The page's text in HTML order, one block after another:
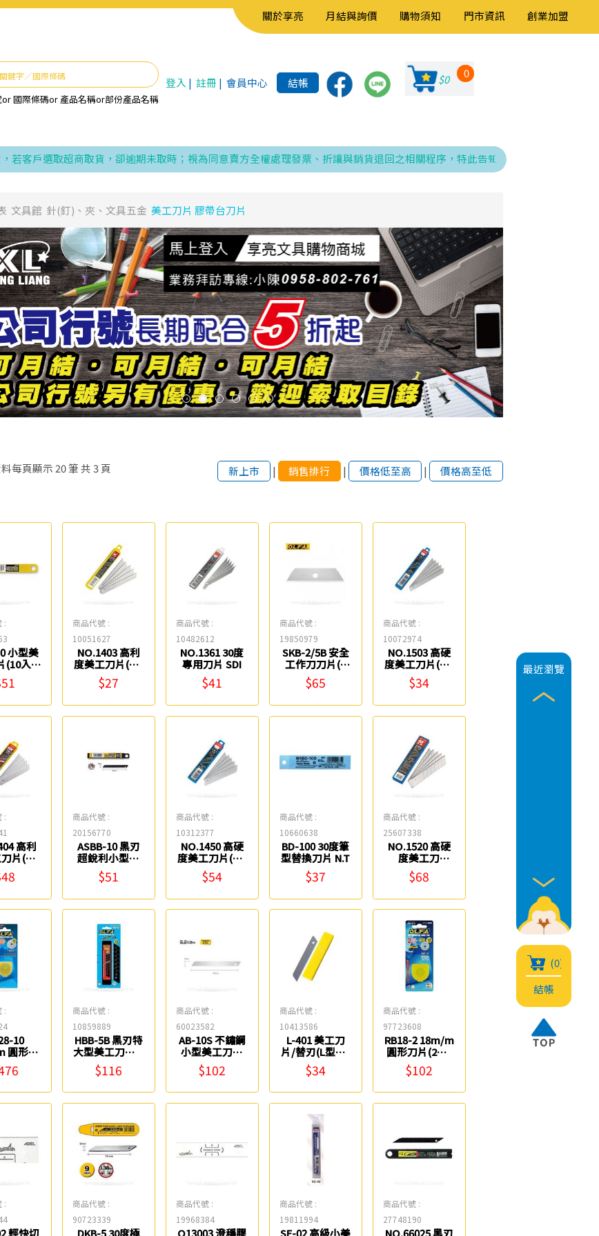
關於享亮 月結與詢價 購物須知 門市資訊 創業加盟
or國際條碼or 產品名稱or部份產品名稱
登入 | 註冊 | 會員中心 結帳 $0 0
選取超商取貨，卻逾期未取時；視為同意賣方全權處理發票、折讓與銷貨退回之相關程序，特此告知！
最近瀏覽
(0)
結帳
文具館 針(釘)、夾、文具五金 美工刀片 膠帶台刀片
每頁顯示 20筆 共 3頁 新上市 | 銷售排行 | 價格低至高 | 價格高至低
:
小型美
(10入)
商品代號 :
10051627
NO.1403 高利
度美工刀片(小)
SDI
$27
商品代號 :
10482612
NO.1361 30度
專用刀片 SDI
$41
商品代號 :
19850979
SKB-2/5B 安全
工作刀刀片(5
入) OLFA
$65
商品代號 :
10072974
NO.1503 高硬
度美工刀片(小)
SDI
$34
:
高利
片(大)
商品代號 :
20156770
ASBB-10 黑刃
超銳利小型美
工刀片(10入)
OLFA
$51
商品代號 :
10312377
NO.1450 高硬
度美工刀片(大)
SDI
$54
商品代號 :
10660638
BD-100 30度筆
型替換刀片 N.T
$37
商品代號 :
25607338
NO.1520 高硬
度美工刀
片-25mm SDI
$68
:
10
圓形刀
) OLFA
商品代號 :
10859889
HBB-5B 黑刃特
大型美工刀片(5
入) OLFA
$116
商品代號 :
60023582
AB-10S 不鏽鋼
小型美工刀片
(10入) OLFA
$102
商品代號 :
10413586
L-401 美工刀
片/替刃(L型大)
Life
$34
商品代號 :
97723608
RB18-2 18m/m
圓形刀片(2入)
OLFA
$102
:
商品代號 :
90723339
商品代號 :
19968384
商品代號 :
19811994
商品代號 :
27748190